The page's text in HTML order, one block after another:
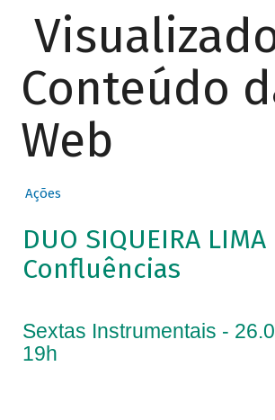
Conteúdo
Web
Ações
DUO SIQUEIRA
Confluências
Sextas Instrumentais -
19h